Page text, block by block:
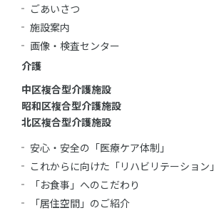
ごあいさつ
施設案内
画像・検査センター
介護
中区複合型介護施設
昭和区複合型介護施設
北区複合型介護施設
安心・安全の「医療ケア体制」
これからに向けた「リハビリテーション」
「お食事」へのこだわり
「居住空間」のご紹介